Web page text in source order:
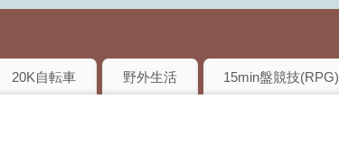
20K自転車 野外生活 15min盤競技(RPG)